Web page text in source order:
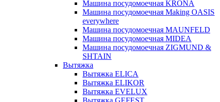
Машина посудомоечная KRONA
Машина посудомоечная Making OASIS
everywhere
Машина посудомоечная MAUNFELD
Машина посудомоечная MIDEA
Машина посудомоечная ZIGMUND &
SHTAIN
Вытяжка
Вытяжка ELICA
Вытяжка ELIKOR
Вытяжка EVELUX
Вытяжка GEFEST